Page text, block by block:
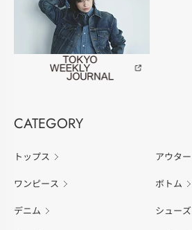
CATEGORY
トップス アウター
ワンピース ボトム
デニム シューズ